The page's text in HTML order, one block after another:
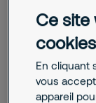
Ce site
cookies
En cliquant
vous
appareil